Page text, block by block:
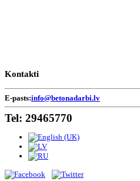
Kontakti
E-pasts:info@betonadarbi.lv
Tel: 29465770